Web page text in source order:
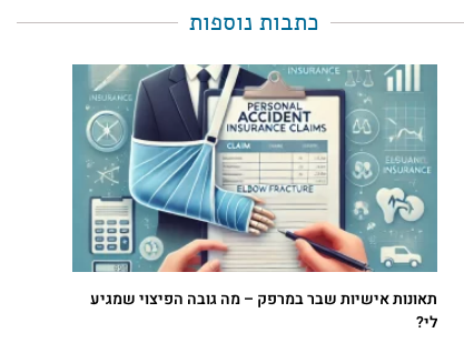
כתבות נוספות
תאונות אישיות שבר במרפק – מה גובה הפיצוי שמגיע
לי?